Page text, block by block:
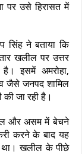
पर उसे हिरासत में
सिंह ने बताया कि
खलील पर उत्तर
इसमें अमरोहा,
जैसे जनपद शामिल
जा रही है।
और असम में बेचने
करने के बाद यह
था। खलील के पीछे